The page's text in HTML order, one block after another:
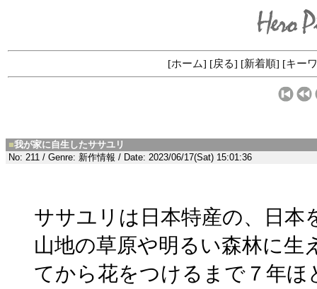
[ホーム] [戻る] [新着順] [キー
■我が家に自生したササユリ
No: 211 / Genre: 新作情報 / Date: 2023/06/17(Sat) 15:01:36
ササユリは日本特産の、日本
山地の草原や明るい森林に生
てから花をつけるまで７年ほ